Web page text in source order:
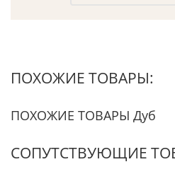
ПОХОЖИЕ ТОВАРЫ:
ПОХОЖИЕ ТОВАРЫ Дуб
СОПУТСТВУЮЩИЕ